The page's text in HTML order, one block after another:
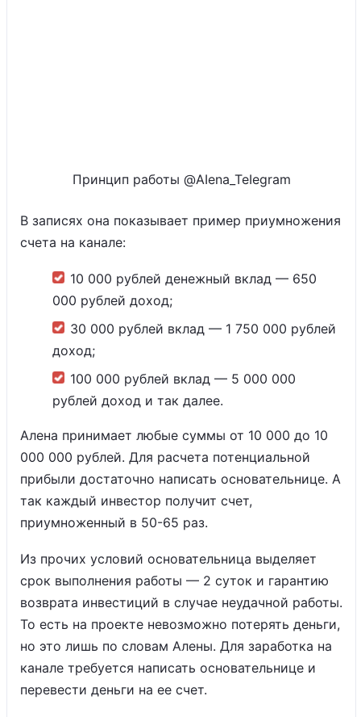
Принцип работы @AIena_TeIegram
В записях она показывает пример приумножения
счета на канале:
10 000 рублей денежный вклад — 650
000 рублей доход;
30 000 рублей вклад — 1 750 000 рублей
доход;
100 000 рублей вклад — 5 000 000
рублей доход и так далее.
Алена принимает любые суммы от 10 000 до 10
000 000 рублей. Для расчета потенциальной
прибыли достаточно написать основательнице. А
так каждый инвестор получит счет,
приумноженный в 50-65 раз.
Из прочих условий основательница выделяет
срок выполнения работы — 2 суток и гарантию
возврата инвестиций в случае неудачной работы.
То есть на проекте невозможно потерять деньги,
но это лишь по словам Алены. Для заработка на
канале требуется написать основательнице и
перевести деньги на ее счет.